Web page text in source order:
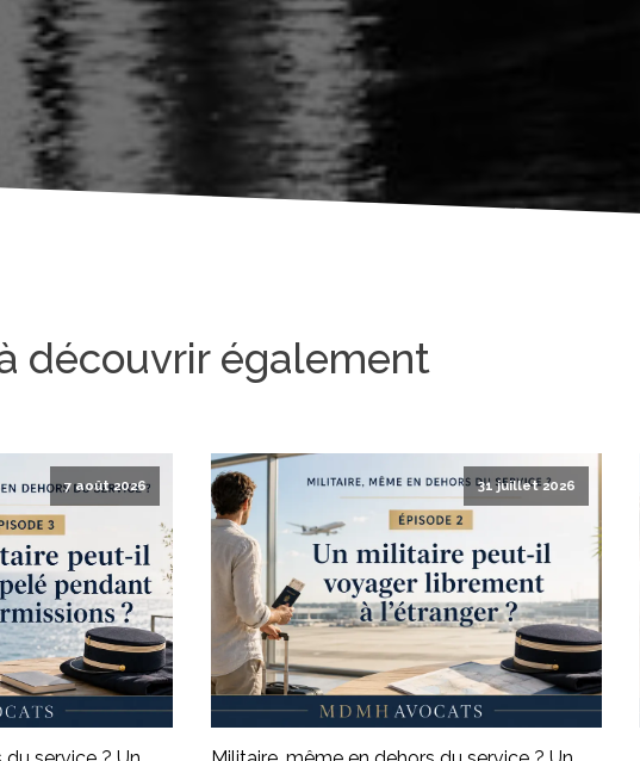
découvrir également
7 août 2026 31 juillet 2026